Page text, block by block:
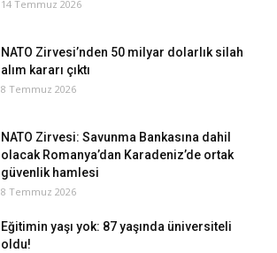
14 Temmuz 2026
NATO Zirvesi’nden 50 milyar dolarlık silah
alım kararı çıktı
8 Temmuz 2026
NATO Zirvesi: Savunma Bankasına dahil
olacak Romanya’dan Karadeniz’de ortak
güvenlik hamlesi
8 Temmuz 2026
Eğitimin yaşı yok: 87 yaşında üniversiteli
oldu!